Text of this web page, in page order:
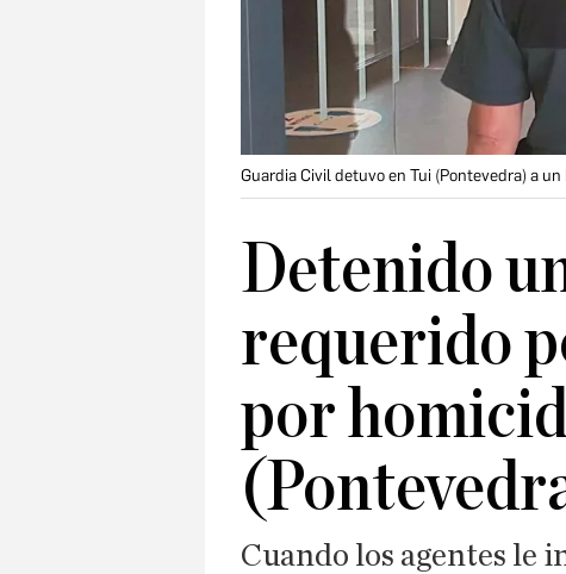
Guardia Civil detuvo en Tui (Pontevedra) a
Detenido
requerido
por
Cuando los agentes le